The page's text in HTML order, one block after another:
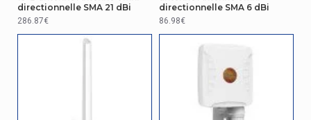
Type d'antenne
Antenne directionnelle
MIMO
directionnelle SMA 21 dBi
286.87€
directionnelle SMA 6 dBi
86.98€